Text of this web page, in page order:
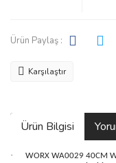
Ürün Paylaş :
Karşılaştır
Ürün Bilgisi
· WORX WA0029 40CM